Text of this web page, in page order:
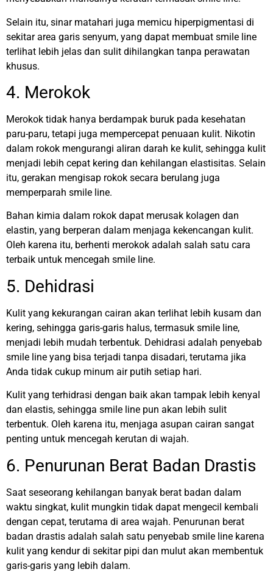
Selain itu, sinar matahari juga memicu hiperpigmentasi di
sekitar area garis senyum, yang dapat membuat smile line
terlihat lebih jelas dan sulit dihilangkan tanpa perawatan
khusus.
4. Merokok
Merokok tidak hanya berdampak buruk pada kesehatan
paru-paru, tetapi juga mempercepat penuaan kulit. Nikotin
dalam rokok mengurangi aliran darah ke kulit, sehingga kulit
menjadi lebih cepat kering dan kehilangan elastisitas. Selain
itu, gerakan mengisap rokok secara berulang juga
memperparah smile line.
Bahan kimia dalam rokok dapat merusak kolagen dan
elastin, yang berperan dalam menjaga kekencangan kulit.
Oleh karena itu, berhenti merokok adalah salah satu cara
terbaik untuk mencegah smile line.
5. Dehidrasi
Kulit yang kekurangan cairan akan terlihat lebih kusam dan
kering, sehingga garis-garis halus, termasuk smile line,
menjadi lebih mudah terbentuk. Dehidrasi adalah penyebab
smile line yang bisa terjadi tanpa disadari, terutama jika
Anda tidak cukup minum air putih setiap hari.
Kulit yang terhidrasi dengan baik akan tampak lebih kenyal
dan elastis, sehingga smile line pun akan lebih sulit
terbentuk. Oleh karena itu, menjaga asupan cairan sangat
penting untuk mencegah kerutan di wajah.
6. Penurunan Berat Badan Drastis
Saat seseorang kehilangan banyak berat badan dalam
waktu singkat, kulit mungkin tidak dapat mengecil kembali
dengan cepat, terutama di area wajah. Penurunan berat
badan drastis adalah salah satu penyebab smile line karena
kulit yang kendur di sekitar pipi dan mulut akan membentuk
garis-garis yang lebih dalam.